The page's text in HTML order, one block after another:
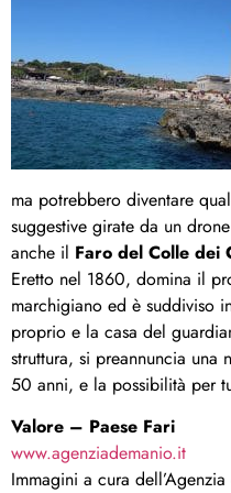
ma potrebbero diventare
suggestive girate da un
anche il Faro del Colle dei
Eretto nel 1860, domina il
marchigiano ed è suddiviso
proprio e la casa del
struttura, si preannuncia una
50 anni, e la possibilità per
Valore – Paese Fari
www.agenziademanio.it
Immagini a cura